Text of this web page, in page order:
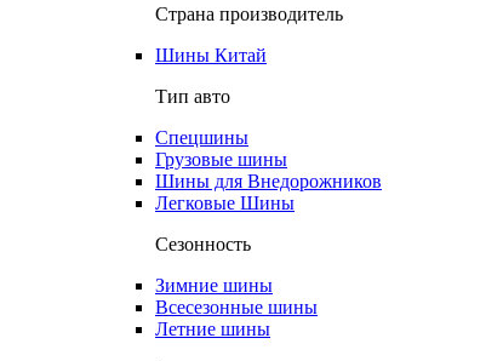
Страна производитель
Шины Китай
Тип авто
Спецшины
Грузовые шины
Шины для Внедорожников
Легковые Шины
Сезонность
Зимние шины
Всесезонные шины
Летние шины